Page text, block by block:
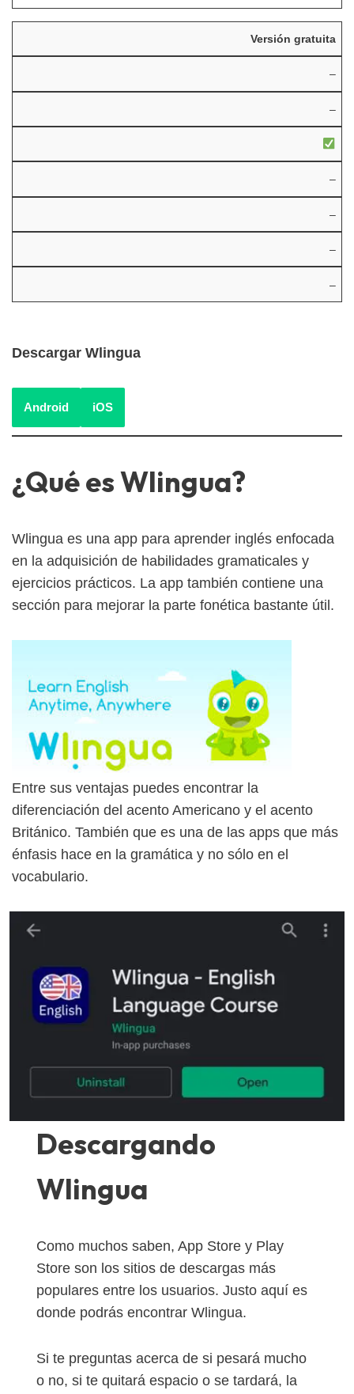
Versión gratuita
–
–
–
–
–
–
Descargar Wlingua
Android iOS
¿Qué es Wlingua?
Wlingua es una app para aprender inglés enfocada
en la adquisición de habilidades gramaticales y
ejercicios prácticos. La app también contiene una
sección para mejorar la parte fonética bastante útil.
Entre sus ventajas puedes encontrar la
diferenciación del acento Americano y el acento
Británico. También que es una de las apps que más
énfasis hace en la gramática y no sólo en el
vocabulario.
Descargando
Wlingua
Como muchos saben, App Store y Play
Store son los sitios de descargas más
populares entre los usuarios. Justo aquí es
donde podrás encontrar Wlingua.
Si te preguntas acerca de si pesará mucho
o no, si te quitará espacio o se tardará, la